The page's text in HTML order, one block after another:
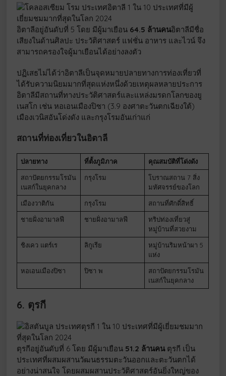
อิตาลีอยู่อันดับที่ 5 โดย มีผู้มาเยือน 64.5 ล้านคนอิตาลีมีชื่อ
เสียงในด้านศิลปะ ประวัติศาสตร์ แฟชั่น อาหาร และไวน์ จึง
สามารถครองใจผู้มาเยือนได้อย่างลงตัว
ปฏิเสธไม่ได้ว่าอิตาลีเป็นจุดหมายปลายทางการท่องเที่ยวที่
ได้รับความนิยมมากที่สุดแห่งหนึ่งด้วยเหตุผลหลายประการ
อิตาลีมีสถานที่ทางประวัติศาสตร์และแหล่งมรดกโลกของยู
เนสโก เช่น หอเอนเมืองปิซา (3.9 องศาตะวันตกเฉียงใต้)
เมืองเวนิสอันโด่งดัง และกรุงโรมอันเก่าแก่
สถานที่ท่องเที่ยวในอิตาลี
ปลายทาง ที่ตั้งภูมิภาค
คุณสมบัติที่โด่งดัง
สถาปัตยกรรมโรมัน
เนสก์ในยุคกลาง
กรุงโรม
โบราณสถาน 7 สิ่ง
มหัศจรรย์ของโลก
เมืองวาติกัน
กรุงโรม
สถานที่ศักดิ์สิทธิ์
ชายฝั่งอามาลฟี
ชายฝั่งอามาลฟี
ทริปท่องเที่ยวสู่
หมู่บ้านที่สวยงาม
ชิงเคว แตร์เร
ลิกูเรีย
หมู่บ้านริมหน้าผา 5
แห่ง
หอเอนเมืองปิซา
ปิซา พ
สถาปัตยกรรมโรมัน
เนสก์ในยุคกลาง
6. ตุรกี
ตุรกีอยู่อันดับที่ 6 โดย มีผู้มาเยือน 51.2 ล้านคนตุรกี เป็น
ประเทศที่ผสมผสานวัฒนธรรมตะวันออกและตะวันตกได้
อย่างน่าสนใจ โดยผสมผสานประวัติศาสตร์อันยิ่งใหญ่ของ